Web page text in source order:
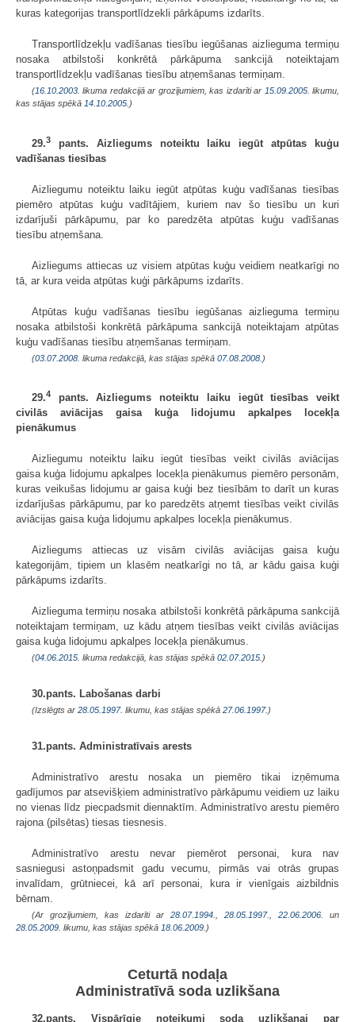
kuras kategorijas transportlīdzekli pārkāpums izdarīts.
Transportlīdzekļu vadīšanas tiesību iegūšanas aizlieguma termiņu
nosaka atbilstoši konkrētā pārkāpuma sankcijā noteiktajam
transportlīdzekļu vadīšanas tiesību atņemšanas termiņam.
(16.10.2003 . likuma redakcijā ar grozījumiem, kas izdarīti ar 15.09.2005. likumu,
kas stājas spēkā 14.10.2005. )
29.3
pants. Aizliegums noteiktu laiku iegūt atpūtas kuģu
vadīšanas tiesības
Aizliegumu noteiktu laiku iegūt atpūtas kuģu vadīšanas tiesības
piemēro atpūtas kuģu vadītājiem, kuriem nav šo tiesību un kuri
izdarījuši pārkāpumu, par ko paredzēta atpūtas kuģu vadīšanas
tiesību atņemšana.
Aizliegums attiecas uz visiem atpūtas kuģu veidiem neatkarīgi no
tā, ar kura veida atpūtas kuģi pārkāpums izdarīts.
Atpūtas kuģu vadīšanas tiesību iegūšanas aizlieguma termiņu
nosaka atbilstoši konkrētā pārkāpuma sankcijā noteiktajam atpūtas
kuģu vadīšanas tiesību atņemšanas termiņam.
(03.07.2008 . likuma redakcijā, kas stājas spēkā 07.08.2008. )
29.4
pants. Aizliegums noteiktu laiku iegūt tiesības veikt
civilās aviācijas gaisa kuģa lidojumu apkalpes locekļa
pienākumus
Aizliegumu noteiktu laiku iegūt tiesības veikt civilās aviācijas
gaisa kuģa lidojumu apkalpes locekļa pienākumus piemēro personām,
kuras veikušas lidojumu ar gaisa kuģi bez tiesībām to darīt un kuras
izdarījušas pārkāpumu, par ko paredzēts atņemt tiesības veikt civilās
aviācijas gaisa kuģa lidojumu apkalpes locekļa pienākumus.
Aizliegums attiecas uz visām civilās aviācijas gaisa kuģu
kategorijām, tipiem un klasēm neatkarīgi no tā, ar kādu gaisa kuģi
pārkāpums izdarīts.
Aizlieguma termiņu nosaka atbilstoši konkrētā pārkāpuma sankcijā
noteiktajam termiņam, uz kādu atņem tiesības veikt civilās aviācijas
gaisa kuģa lidojumu apkalpes locekļa pienākumus.
(04.06.2015 . likuma redakcijā, kas stājas spēkā 02.07.2015. )
30.pants. Labošanas darbi
(Izslēgts ar 28.05.1997. likumu, kas stājas spēkā 27.06.1997. )
31.pants. Administratīvais arests
Administratīvo arestu nosaka un piemēro tikai izņēmuma
gadījumos par atsevišķiem administratīvo pārkāpumu veidiem uz laiku
no vienas līdz piecpadsmit diennaktīm. Administratīvo arestu piemēro
rajona (pilsētas) tiesas tiesnesis.
Administratīvo arestu nevar piemērot personai, kura nav
sasniegusi astoņpadsmit gadu vecumu, pirmās vai otrās grupas
invalīdam, grūtniecei, kā arī personai, kura ir vienīgais aizbildnis
bērnam.
(Ar grozījumiem, kas izdarīti ar 28.07.1994. 28.05.1997. 22.06.2006.
un
28.05.2009 . likumu, kas stājas spēkā 18.06.2009. )
Ceturtā nodaļa
Administratīvā soda uzlikšana
32.pants. Vispārīgie noteikumi soda uzlikšanai par